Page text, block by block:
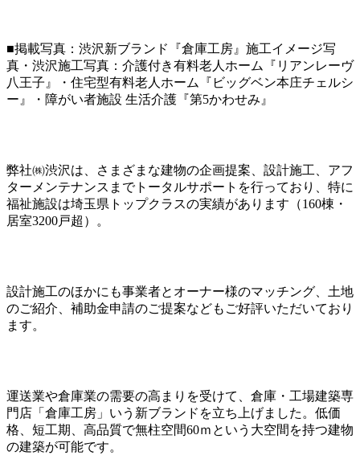
■掲載写真：渋沢新ブランド『倉庫工房』施工イメージ写
真・渋沢施工写真：介護付き有料老人ホーム『リアンレーヴ
八王子』・住宅型有料老人ホーム『ビッグベン本庄チェルシ
ー』・障がい者施設 生活介護『第5かわせみ』
弊社㈱渋沢は、さまざまな建物の企画提案、設計施工、アフ
ターメンテナンスまでトータルサポートを行っており、特に
福祉施設は埼玉県トップクラスの実績があります（160棟・
居室3200戸超）。
設計施工のほかにも事業者とオーナー様のマッチング、土地
のご紹介、補助金申請のご提案などもご好評いただいており
ます。
運送業や倉庫業の需要の高まりを受けて、倉庫・工場建築専
門店「倉庫工房」いう新ブランドを立ち上げました。低価
格、短工期、高品質で無柱空間60ｍという大空間を持つ建物
の建築が可能です。